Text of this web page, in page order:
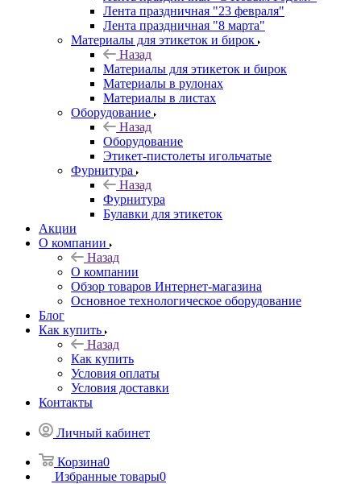
Лента праздничная "23 февраля"
Лента праздничная "8 марта"
Материалы для этикеток и бирок
Назад
Материалы для этикеток и бирок
Материалы в рулонах
Материалы в листах
Оборудование
Назад
Оборудование
Этикет-пистолеты игольчатые
Фурнитура
Назад
Фурнитура
Булавки для этикеток
Акции
О компании
Назад
О компании
Обзор товаров Интернет-магазина
Основное технологическое оборудование
Блог
Как купить
Назад
Как купить
Условия оплаты
Условия доставки
Контакты
Личный кабинет
Корзина0
Избранные товары0